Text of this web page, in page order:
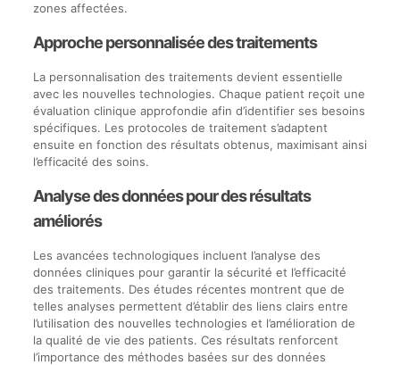
zones affectées.
Approche personnalisée des traitements
La personnalisation des traitements devient essentielle
avec les nouvelles technologies. Chaque patient reçoit une
évaluation clinique approfondie afin d’identifier ses besoins
spécifiques. Les protocoles de traitement s’adaptent
ensuite en fonction des résultats obtenus, maximisant ainsi
l’efficacité des soins.
Analyse des données pour des résultats
améliorés
Les avancées technologiques incluent l’analyse des
données cliniques pour garantir la sécurité et l’efficacité
des traitements. Des études récentes montrent que de
telles analyses permettent d’établir des liens clairs entre
l’utilisation des nouvelles technologies et l’amélioration de
la qualité de vie des patients. Ces résultats renforcent
l’importance des méthodes basées sur des données